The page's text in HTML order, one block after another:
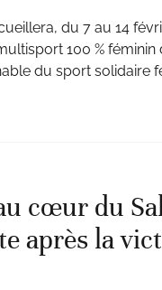
du 7 au 14
100 %
du sport solidaire
cœur du
après la